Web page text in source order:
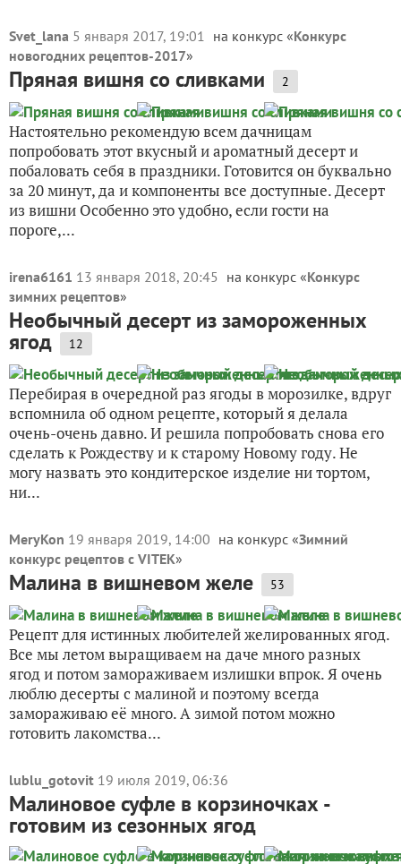
Svet_lana 5 января 2017, 19:01 на конкурс «Конкурс
новогодних рецептов-2017»
Пряная вишня со сливками 2
Настоятельно рекомендую всем дачницам
попробовать этот вкусный и ароматный десерт и
побаловать себя в праздники. Готовится он буквально
за 20 минут, да и компоненты все доступные. Десерт
из вишни Особенно это удобно, если гости на
пороге,...
irena6161 13 января 2018, 20:45 на конкурс «Конкурс
зимних рецептов»
Необычный десерт из замороженных
ягод 12
Перебирая в очередной раз ягоды в морозилке, вдруг
вспомнила об одном рецепте, который я делала
очень-очень давно. И решила попробовать снова его
сделать к Рождеству и к старому Новому году. Не
могу назвать это кондитерское изделие ни тортом,
ни...
MeryKon 19 января 2019, 14:00 на конкурс «Зимний
конкурс рецептов с VITEK»
Малина в вишневом желе 53
Рецепт для истинных любителей желированных ягод.
Все мы летом выращиваем на даче много разных
ягод и потом замораживаем излишки впрок. Я очень
люблю десерты с малиной и поэтому всегда
замораживаю её много. А зимой потом можно
готовить лакомства...
lublu_gotovit 19 июля 2019, 06:36
Малиновое суфле в корзиночках -
готовим из сезонных ягод